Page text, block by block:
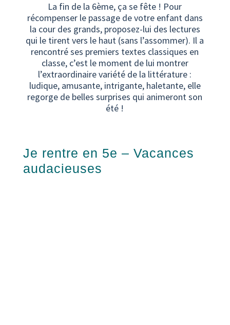
La fin de la 6ème, ça se fête ! Pour
récompenser le passage de votre enfant dans
la cour des grands, proposez-lui des lectures
qui le tirent vers le haut (sans l’assommer). Il a
rencontré ses premiers textes classiques en
classe, c’est le moment de lui montrer
l’extraordinaire variété de la littérature :
ludique, amusante, intrigante, haletante, elle
regorge de belles surprises qui animeront son
été !
Je rentre en 5e – Vacances
audacieuses